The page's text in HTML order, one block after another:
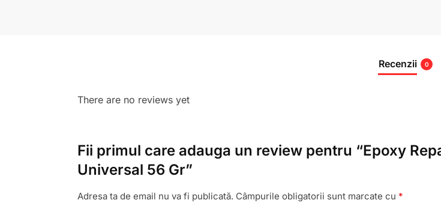
Recenzii 0
There are no reviews yet
Fii primul care adauga un review pentru “Epoxy
Universal 56 Gr”
Adresa ta de email nu va fi publicată. Câmpurile obligatorii sunt marcate cu *